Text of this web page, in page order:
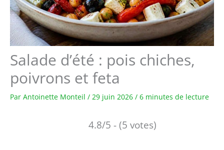
Salade d’été : pois chiches,
poivrons et feta
Par Antoinette Monteil / 29 juin 2026 / 6 minutes de lecture
4.8/5 - (5 votes)